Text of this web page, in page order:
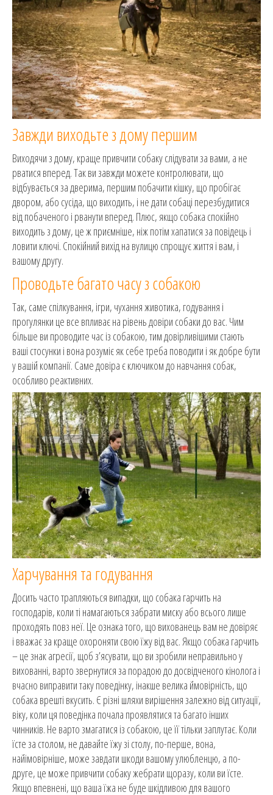
Завжди виходьте з дому першим
Виходячи з дому, краще привчити собаку слідувати за вами, а не
рватися вперед. Так ви завжди можете контролювати, що
відбувається за дверима, першим побачити кішку, що пробігає
двором, або сусіда, що виходить, і не дати собаці перезбудитися
від побаченого і рванути вперед. Плюс, якщо собака спокійно
виходить з дому, це ж приємніше, ніж потім хапатися за повідець і
ловити ключі. Спокійний вихід на вулицю спрощує життя і вам, і
вашому другу.
Проводьте багато часу з собакою
Так, саме спілкування, ігри, чухання животика, годування і
прогулянки це все впливає на рівень довіри собаки до вас. Чим
більше ви проводите час із собакою, тим довірливішими стають
ваші стосунки і вона розуміє як себе треба поводити і як добре бути
у вашій компанії. Саме довіра є ключиком до навчання собак,
особливо реактивних.
Харчування та годування
Досить часто трапляються випадки, що собака гарчить на
господарів, коли ті намагаються забрати миску або всього лише
проходять повз неї. Це ознака того, що вихованець вам не довіряє
і вважає за краще охороняти свою їжу від вас. Якщо собака гарчить
– це знак агресії, щоб з’ясувати, що ви зробили неправильно у
вихованні, варто звернутися за порадою до досвідченого кінолога і
вчасно виправити таку поведінку, інакше велика ймовірність, що
собака врешті вкусить. Є різні шляхи вирішення залежно від ситуації,
віку, коли ця поведінка почала проявлятися та багато інших
чинників. Не варто змагатися із собакою, це її тільки заплутає. Коли
їсте за столом, не давайте їжу зі столу, по-перше, вона,
найімовірніше, може завдати шкоди вашому улюбленцю, а по-
друге, це може привчити собаку жебрати щоразу, коли ви їсте.
Якщо впевнені, що ваша їжа не буде шкідливою для вашого